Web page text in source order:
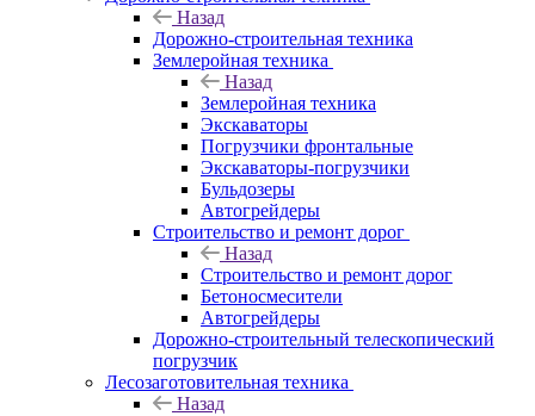
Назад
Дорожно-строительная техника
Землеройная техника
Назад
Землеройная техника
Экскаваторы
Погрузчики фронтальные
Экскаваторы-погрузчики
Бульдозеры
Автогрейдеры
Строительство и ремонт дорог
Назад
Строительство и ремонт дорог
Бетоносмесители
Автогрейдеры
Дорожно-строительный телескопический
погрузчик
Лесозаготовительная техника
Назад